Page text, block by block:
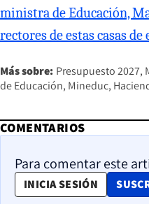
ministra de Educación,
rectores de estas casas de
Más sobre: Presupuesto 2027
de Educación Mineduc
COMENTARIOS
Para comentar este
INICIA SESIÓN